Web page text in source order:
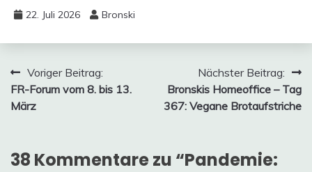
22. Juli 2026 Bronski
Beitragsnavigation
Voriger Beitrag:
FR-Forum vom 8. bis 13.
März
Nächster Beitrag:
Bronskis Homeoffice – Tag
367: Vegane Brotaufstriche
38 Kommentare zu “Pandemie: